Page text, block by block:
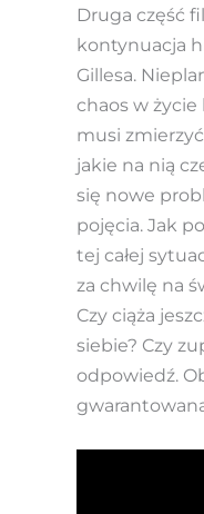
Druga część
kontynuacja
Gillesa.
chaos w życie
musi
jakie na nią
się nowe
pojęcia. Jak
tej całej
za chwilę na
Czy ciąża
siebie? Czy
odpowiedź.